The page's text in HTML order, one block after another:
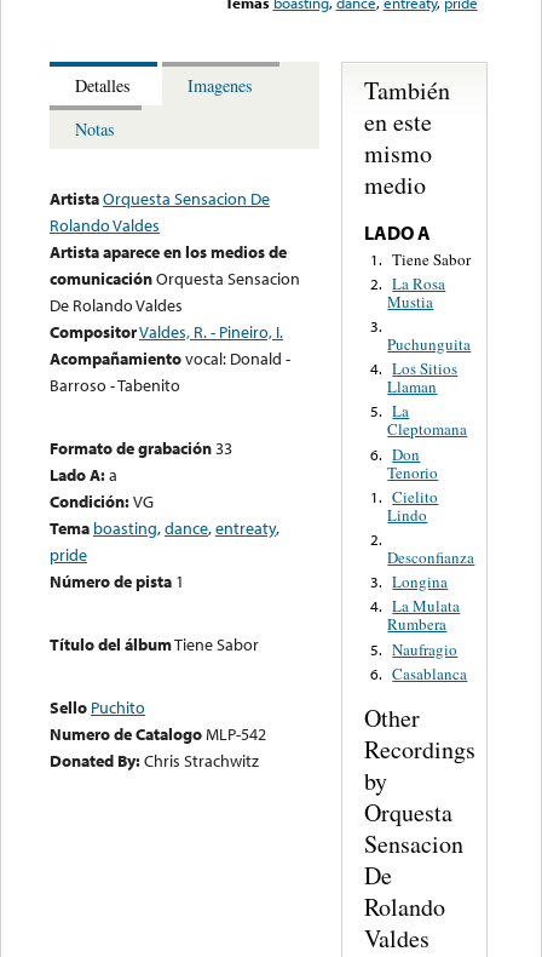
Detalles
Imagenes
Notas
ArtistaOrquesta Sensacion De
Rolando Valdes
Artista aparece en los medios de
comunicaciónOrquesta Sensacion
De Rolando Valdes
CompositorValdes, R. - Pineiro, I.
Acompañamientovocal: Donald -
Barroso - Tabenito
Formato de grabación33
Lado A:a
Condición:VG
Tema boasting,dance,entreaty,
pride
Número de pista 1
Título del álbumTiene Sabor
Sello Puchito
Numero de CatalogoMLP-542
Donated By:Chris Strachwitz
También
en este
mismo
medio
LADO A
1. Tiene Sabor
2. La Rosa
Mustia
3.
Puchunguita
4. Los Sitios
Llaman
5. La
Cleptomana
6. Don
Tenorio
1. Cielito
Lindo
2.
Desconfianza
3. Longina
4. La Mulata
Rumbera
5. Naufragio
6. Casablanca
Other
Recordings
by
Orquesta
Sensacion
De
Rolando
Valdes